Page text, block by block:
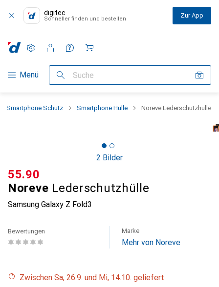
digitec
Schneller finden und bestellen Zur App
Navigation nach Kategorien
Menü Suche
Einstellungen
Kundenkonto
Vergleichslisten
Merklisten
Warenkorb
Smartphone Schutz Smartphone Hülle Noreve Lederschutzhülle
2 Bilder
Noreve Lederschutzhülle
Samsung Galaxy Z Fold3
CHF
55.90
Bewertungen Marke
Mehr von Noreve
Zwischen Sa, 26.9. und Mi, 14.10. geliefert